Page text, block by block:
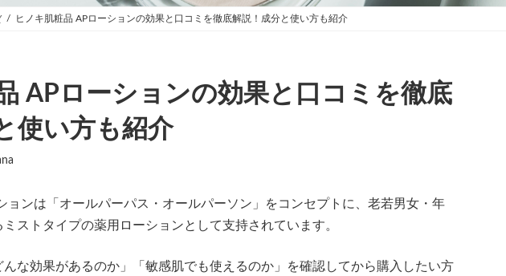
ヒノキ肌粧品 APローションの効果と口コミを徹底解説！成分と使い方も紹介
APローションの効果と口コミを徹底
使い方も紹介
ョンは「オールパーパス・オールパーソン」をコンセプトに、老若男女・年
ストタイプの薬用ローションとして支持されています。
んな効果があるのか」「敏感肌でも使えるのか」を確認してから購入したい方